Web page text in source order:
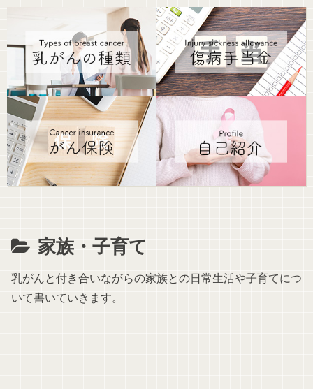
家族・子育て
乳がんと付き合いながらの家族との日常生活や子育てにつ
いて書いていきます。